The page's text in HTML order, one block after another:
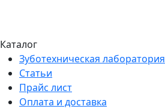
Каталог
Зуботехническая лаборатория
Статьи
Прайс лист
Оплата и доставка